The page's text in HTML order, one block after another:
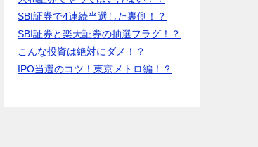
SBI証券で4連続当選した裏側！？
SBI証券と楽天証券の抽選フラグ！？
こんな投資は絶対にダメ！？
IPO当選のコツ！東京メトロ編！？